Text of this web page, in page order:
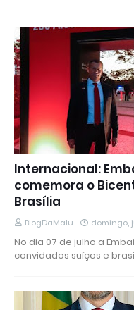
Internacional:
comemora o
Brasília
BlogDaMalu domingo,
No dia 07 de julho a
convidados suíços e